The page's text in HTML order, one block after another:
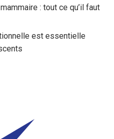
: tout ce qu’il faut
est essentielle